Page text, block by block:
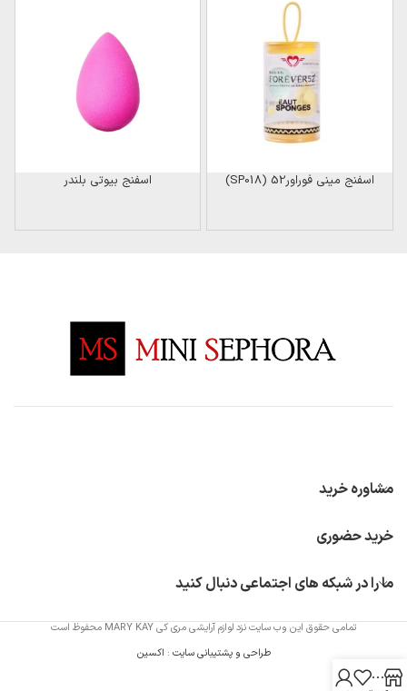
اسفنج مینی فوراور52 (SP018) اسفنج بیوتی بلندر
مشاوره خرید
خرید حضوری
ما را در شبکه های اجتماعی دنبال کنید
تمامی حقوق این وب سایت نزد لوازم آرایشی مری کی MARY KAY محفوظ است
طراحی و پشتیبانی سایت : اکسین